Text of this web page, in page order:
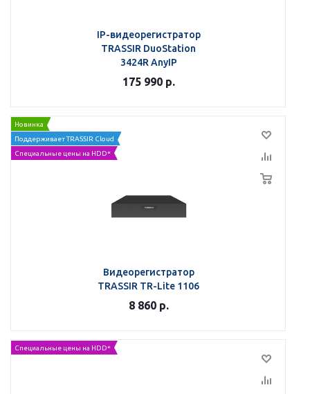
IP-видеорегистратор
TRASSIR DuoStation
3424R AnyIP
175 990р.
Новинка
Поддерживает TRASSIR Cloud
Специальные цены на HDD*
Видеорегистратор
TRASSIR TR-Lite 1106
8 860р.
Специальные цены на HDD*